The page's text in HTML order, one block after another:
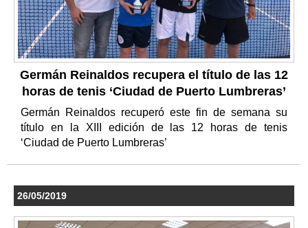
Germán Reinaldos recupera el título de las 12
horas de tenis ‘Ciudad de Puerto Lumbreras’
Germán Reinaldos recuperó este fin de semana su
título en la XIII edición de las 12 horas de tenis
‘Ciudad de Puerto Lumbreras’
26/05/2019